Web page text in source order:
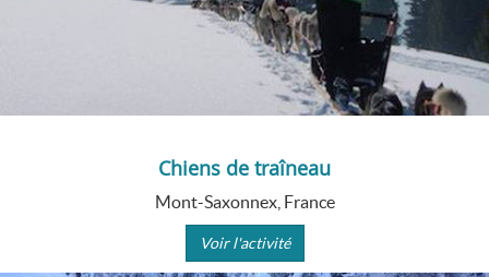
Chiens de traîneau
Mont-Saxonnex, France
Voir l'activité